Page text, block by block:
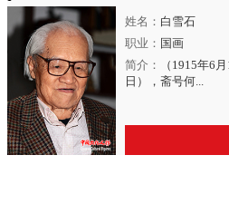
点击进入
姓名： 白雪石
职业： 国画
简介：
（1915年6
日），斋号何...